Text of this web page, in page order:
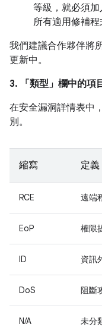
等級，就必須
所有適用修補程
我們建議合作夥伴將
更新中。
3. 「類型」 欄中的項
在安全漏洞詳情表中
別。
縮寫 定義
RCE 遠端
EoP 權限
ID 資訊
DoS 阻斷
N/A 未分